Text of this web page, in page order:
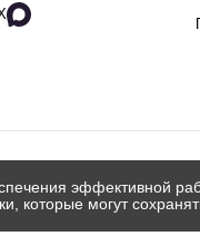
эффективной
которые могут